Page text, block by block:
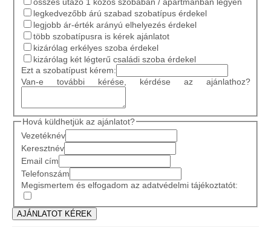
legkedvezőbb árú szabad szobatípus érdekel
legjobb ár-érték arányú elhelyezés érdekel
több szobatípusra is kérek ajánlatot
kizárólag erkélyes szoba érdekel
kizárólag két légterű családi szoba érdekel
Ezt a szobatípust kérem:
Van-e további kérése, kérdése az ajánlathoz?
Hová küldhetjük az ajánlatot?
Vezetéknév
Keresztnév
Email cím
Telefonszám
Megismertem és elfogadom az adatvédelmi tájékoztatót: